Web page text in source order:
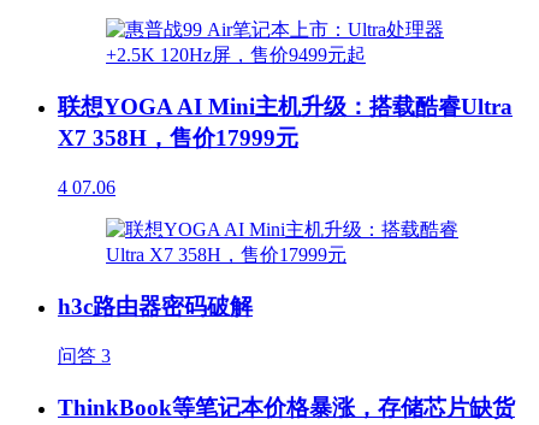
联想YOGA AI Mini主机升级：搭载酷睿Ultra
X7 358H，售价17999元
4 07.06
h3c路由器密码破解
问答 3
ThinkBook等笔记本价格暴涨，存储芯片缺货